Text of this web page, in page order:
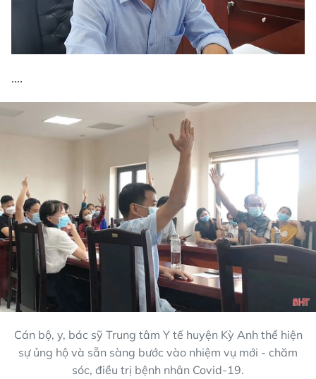
Video
....
Cán bộ, y, bác sỹ Trung tâm Y tế huyện Kỳ Anh thể hiện
sự ủng hộ và sẵn sàng bước vào nhiệm vụ mới - chăm
sóc, điều trị bệnh nhân Covid-19.